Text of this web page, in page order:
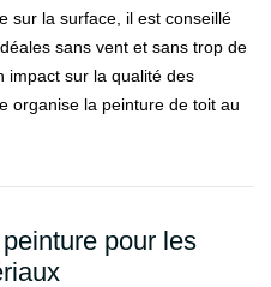
sur la surface, il est conseillé
sans vent et sans trop de
impact sur la qualité des
organise la peinture de toit au
pour les